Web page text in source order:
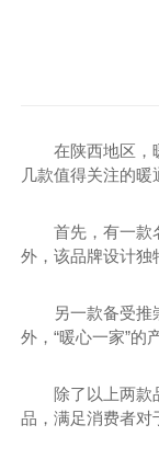
在陕西地区，
几款值得关注的暖
首先，有一款
外，该品牌设计独
另一款备受推
外，“暖心一家”的
除了以上两款
品，满足消费者对